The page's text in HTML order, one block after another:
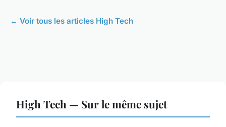
← Voir tous les articles High Tech
High Tech — Sur le même sujet